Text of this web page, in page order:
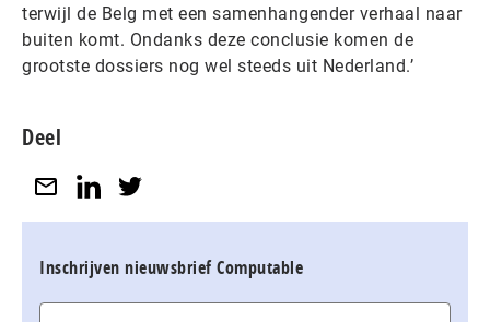
terwijl de Belg met een samenhangender verhaal naar
buiten komt. Ondanks deze conclusie komen de
grootste dossiers nog wel steeds uit Nederland.’
Deel
Inschrijven nieuwsbrief Computable